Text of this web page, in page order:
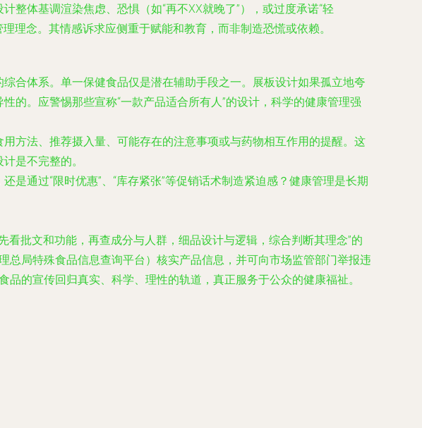
整体基调渲染焦虑、恐惧（如“再不XX就晚了”），或过度承诺“轻
理念。其情感诉求应侧重于赋能和教育，而非制造恐慌或依赖。
合体系。单一保健食品仅是潜在辅助手段之一。展板设计如果孤立地夸
的。应警惕那些宣称“一款产品适合所有人”的设计，科学的健康管理强
方法、推荐摄入量、可能存在的注意事项或与药物相互作用的提醒。这
是不完整的。
是通过“限时优惠”、“库存紧张”等促销话术制造紧迫感？健康管理是长期
批文和功能，再查成分与人群，细品设计与逻辑，综合判断其理念”的
局特殊食品信息查询平台）核实产品信息，并可向市场监管部门举报违
的宣传回归真实、科学、理性的轨道，真正服务于公众的健康福祉。